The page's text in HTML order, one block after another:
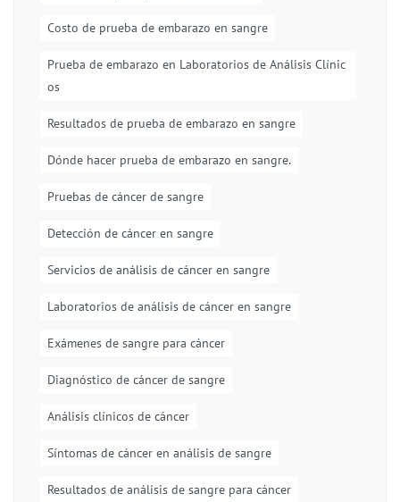
Costo de prueba de embarazo en sangre
Prueba de embarazo en Laboratorios de Análisis Clínic
os
Resultados de prueba de embarazo en sangre
Dónde hacer prueba de embarazo en sangre.
Pruebas de cáncer de sangre
Detección de cáncer en sangre
Servicios de análisis de cáncer en sangre
Laboratorios de análisis de cáncer en sangre
Exámenes de sangre para cáncer
Diagnóstico de cáncer de sangre
Análisis clínicos de cáncer
Síntomas de cáncer en análisis de sangre
Resultados de análisis de sangre para cáncer